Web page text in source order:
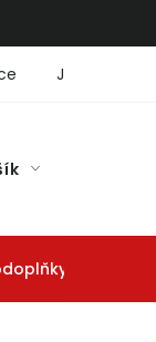
Jaký je